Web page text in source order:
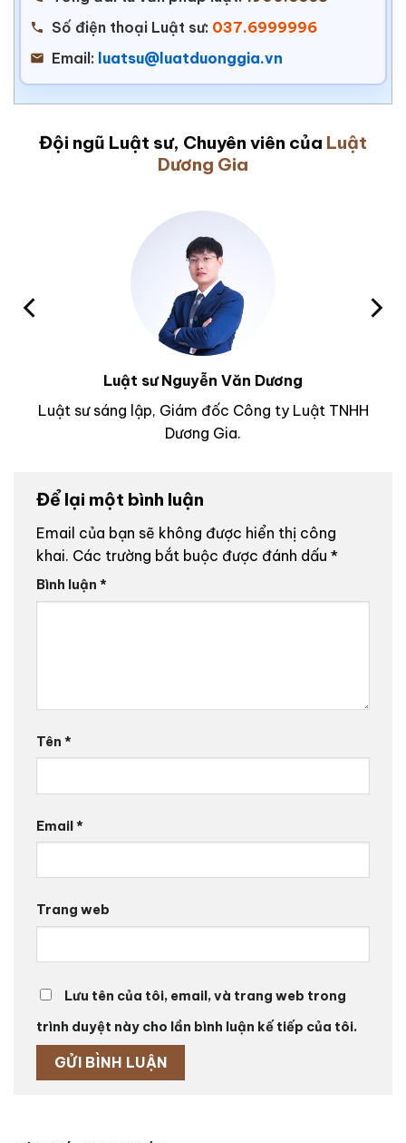
Số điện thoại Luật sư: 037.6999996
Email: luatsu@luatduonggia.vn
Đội ngũ Luật sư, Chuyên viên của Luật
Dương Gia
Luật sư Nguyễn Văn Dương
Luật sư sáng lập, Giám đốc Công ty Luật TNHH
Dương Gia.
Để lại một bình luận
Email của bạn sẽ không được hiển thị công
khai. Các trường bắt buộc được đánh dấu *
Bình luận *
Tên *
Email*
Trang web
Lưu tên của tôi, email, và trang web trong
trình duyệt này cho lần bình luận kế tiếp của tôi.